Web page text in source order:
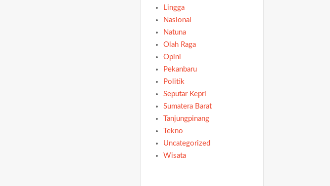
Lingga
Nasional
Natuna
Olah Raga
Opini
Pekanbaru
Politik
Seputar Kepri
Sumatera Barat
Tanjungpinang
Tekno
Uncategorized
Wisata